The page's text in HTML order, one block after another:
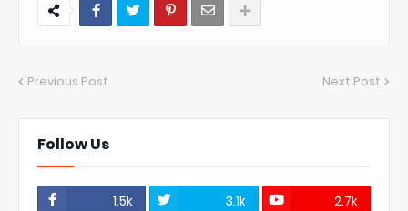
Previous Post Next Post
Follow Us
1.5k 3.1k
2.7k